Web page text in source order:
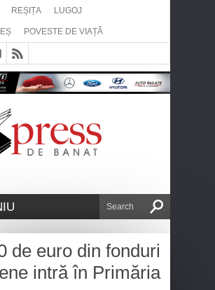
REȘIȚA LUGOJ
POVESTE DE VIAȚĂ
de euro din fonduri
intră în Primăria